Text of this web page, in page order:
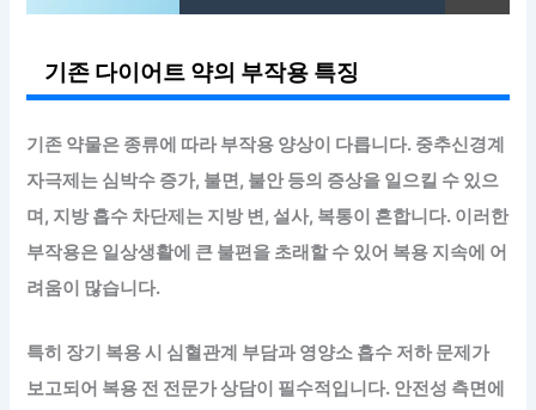
기존 다이어트 약의 부작용 특징
기존 약물은 종류에 따라 부작용 양상이 다릅니다. 중추신경계
자극제는 심박수 증가, 불면, 불안 등의 증상을 일으킬 수 있으
며, 지방 흡수 차단제는 지방 변, 설사, 복통이 흔합니다. 이러한
부작용은 일상생활에 큰 불편을 초래할 수 있어 복용 지속에 어
려움이 많습니다.
특히 장기 복용 시 심혈관계 부담과 영양소 흡수 저하 문제가
보고되어 복용 전 전문가 상담이 필수적입니다. 안전성 측면에